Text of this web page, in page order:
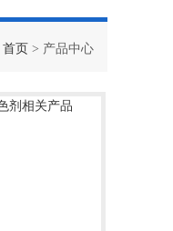
首页 > 产品中心